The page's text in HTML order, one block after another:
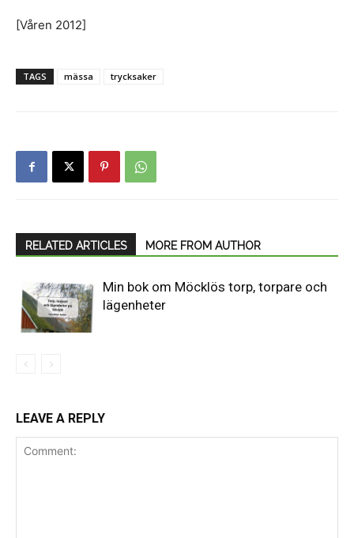
[Våren 2012]
TAGS mässa trycksaker
RELATED ARTICLES MORE FROM AUTHOR
Min bok om Möcklös torp, torpare och
lägenheter
LEAVE A REPLY